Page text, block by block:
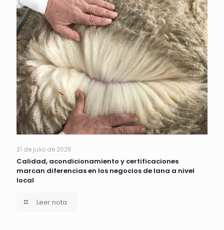
21 de julio de 2026
Calidad, acondicionamiento y certificaciones
marcan diferencias en los negocios de lana a nivel
local
Leer nota